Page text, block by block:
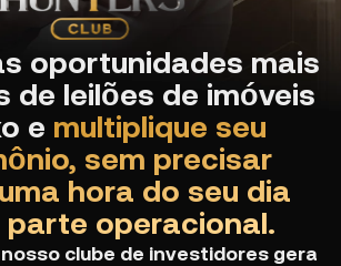
oportunidades mais
de leilões de imóveis
e multiplique seu
sem precisar
hora do seu dia
parte operacional.
nosso clube de investidores gera